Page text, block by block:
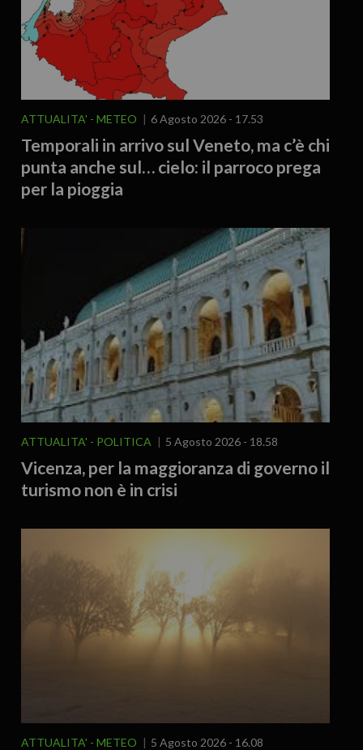
ATTUALITA' METEO 6 Agosto 2026 - 17.53
Temporali in arrivo sul Veneto, ma c’è chi
punta anche sul… cielo: il parroco prega
per la pioggia
ATTUALITA' POLITICA 5 Agosto 2026 - 18.58
Vicenza, per la maggioranza di governo il
turismo non è in crisi
ATTUALITA' METEO 5 Agosto 2026 - 16.08